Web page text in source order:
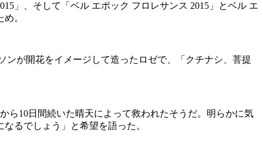
」、そして「ベル エポック フロレサンス 2015」とベル エ
。
ンが開花をイメージして造ったロゼで、「クチナシ、菩提
ら10日間続いた晴天によって救われたそうだ。明らかに気
るでしょう」と希望を語った。